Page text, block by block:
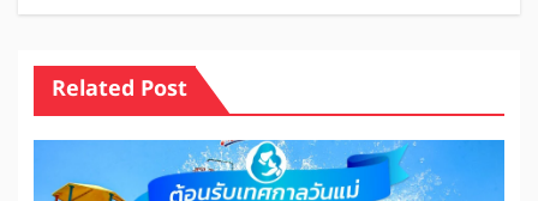
Related Post